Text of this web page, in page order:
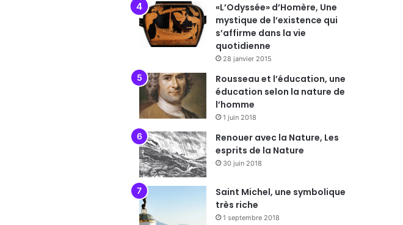
«L’Odyssée» d’Homère, Une
mystique de l’existence qui
s’affirme dans la vie
quotidienne
28 janvier 2015
Rousseau et l’éducation, une
éducation selon la nature de
l’homme
1 juin 2018
Renouer avec la Nature, Les
esprits de la Nature
30 juin 2018
Saint Michel, une symbolique
très riche
1 septembre 2018